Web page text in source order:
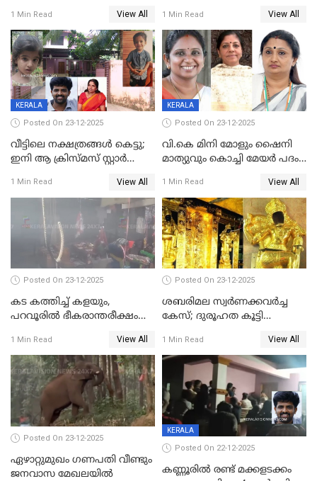
നടപടി;സ്ഥാപനങ്ങൾക്കെതിരെ
രണ്ട് കേസുകൾ
1 Min Read View All
മരണത്തിന് കീഴടങ്ങി
1 Min Read View All
KERALA
Posted On 23-12-2025
വീട്ടിലെ നക്ഷത്രങ്ങൾ കെട്ടു;
ഇനി ആ ക്രിസ്മസ് സ്റ്റാർ
വേണ്ടിയുള്ള
പിടിവലിക്കിടയിൽ
അപ്പൂപ്പനെതിരെ പോക്സോ
കേസ് ഒടുവിൽ 4 ജീവനുകൾ
പൊലിഞ്ഞു
1 Min Read View All
KERALA
Posted On 23-12-2025
വി.കെ മിനി മോളും ഷൈനി
മാത്യുവും കൊച്ചി മേയർ പദം
മേയറാകില്ല
1 Min Read View All
Posted On 23-12-2025
കട കത്തിച്ച് കളയും,
പറവൂരില്‍ ഭീകരാന്തരീക്ഷം
1 Min Read View All
Posted On 23-12-2025
ശബരിമല സ്വര്‍ണക്കവര്‍ച്ച
കേസ്; ദുരൂഹത കൂട്ടി
1 Min Read View All
Posted On 23-12-2025
ഏഴാറ്റുമുഖം ഗണപതി വീണ്ടും
ജനവാസ മേഖലയിൽ
KERALA
Posted On 22-12-2025
കണ്ണൂരിൽ രണ്ട് മക്കളടക്കം